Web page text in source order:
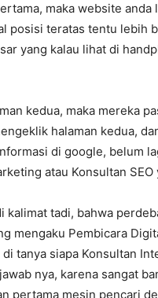
maka website
posisi teratas tentu lebih
yang kalau lihat di
kedua, maka mereka
halaman kedua,
di google, belum
atau Konsultan
kalimat tadi, bahwa
mengaku Pembicara
tanya siapa Konsultan
nya, karena sangat
pertama mesin pencari